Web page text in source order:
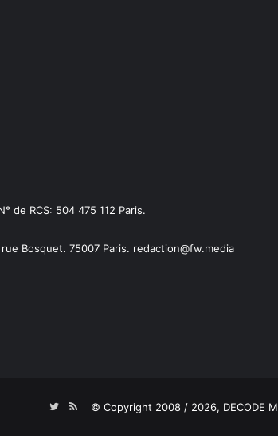
de RCS: 504 475 112 Paris.
Bosquet. 75007 Paris. redaction@fw.media
© Copyright 2008 / 2026, DECODE
Twitter
RSS